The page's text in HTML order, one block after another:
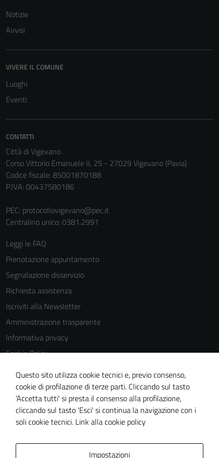
Notizie
Avvisi
VIVERE IL COMUNE
Luoghi
Eventi
CONTATTI
Città di Vigevano
Corso Vittorio Emanuele II, 25 - 27029 Vigevano (Pavia)
Codice fiscale: 85001870188
P.IVA: 00437580186
PEC: protocollovigevano@pec.it
Centralino unico: 0381.2991
Leggi le FAQ
Prenotazione appuntamento
Segnalazione disservizio
Richiesta assistenza
Iscriviti alla Newsletter
Amministrazione trasparente
Informativa privacy
Cookie Policy
Note legali
Dichiarazione di accessibilità
Piano di miglioramento del sito
Questo sito utilizza cookie tecnici e, previo consenso,
cookie di profilazione di terze parti. Cliccando sul tasto
'Accetta tutti' si presta il consenso alla profilazione,
cliccando sul tasto 'Esci' si continua la navigazione con i
soli cookie tecnici. Link alla cookie policy
Impostazioni